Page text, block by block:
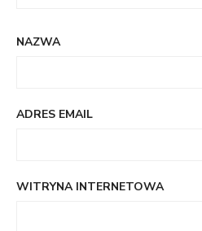
NAZWA
ADRES EMAIL
WITRYNA INTERNETOWA